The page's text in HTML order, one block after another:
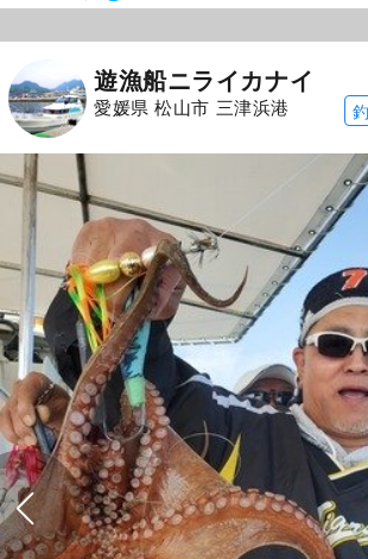
遊漁船ニライカナイ
愛媛県 松山市 三津浜港